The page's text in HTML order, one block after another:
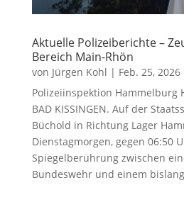
Aktuelle Polizeiberichte –
Bereich Main-Rhön
von Jürgen Kohl | Feb. 25, 2026
Polizeiinspektion Hammelburg
BAD KISSINGEN. Auf der
Büchold in Richtung Lager
Dienstagmorgen, gegen 06:50
Spiegelberührung zwischen
Bundeswehr und einem